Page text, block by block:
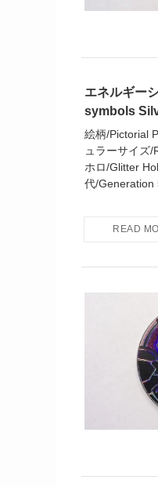
エネルギー
symbols
絵柄/Pictorial
ュラーサイズ
ホロ/Glitter
代/Generation